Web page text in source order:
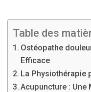
Table des
Ostéopathe
Efficace
La Physiothérapie
Acupuncture : Une